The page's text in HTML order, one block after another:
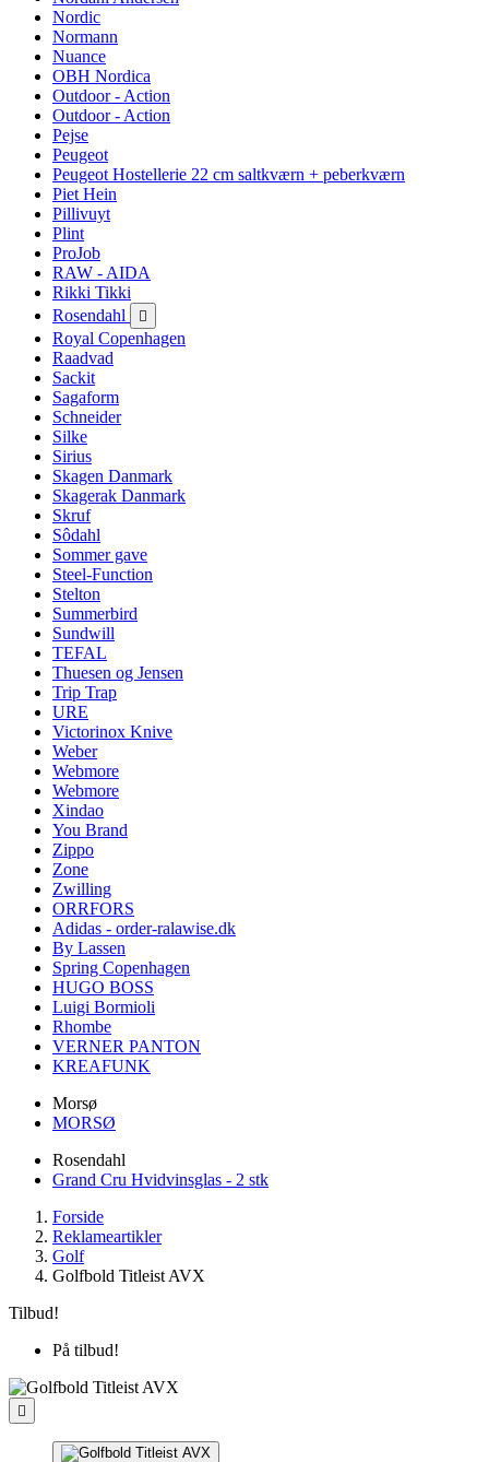
Nordic
Normann
Nuance
OBH Nordica
Outdoor - Action
Outdoor - Action
Pejse
Peugeot
Peugeot Hostellerie 22 cm saltkværn + peberkværn
Piet Hein
Pillivuyt
Plint
ProJob
RAW - AIDA
Rikki Tikki
Rosendahl

Royal Copenhagen
Raadvad
Sackit
Sagaform
Schneider
Silke
Sirius
Skagen Danmark
Skagerak Danmark
Skruf
Sôdahl
Sommer gave
Steel-Function
Stelton
Summerbird
Sundwill
TEFAL
Thuesen og Jensen
Trip Trap
URE
Victorinox Knive
Weber
Webmore
Webmore
Xindao
You Brand
Zippo
Zone
Zwilling
ORRFORS
Adidas - order-ralawise.dk
By Lassen
Spring Copenhagen
HUGO BOSS
Luigi Bormioli
Rhombe
VERNER PANTON
KREAFUNK
Morsø
MORSØ
Rosendahl
Grand Cru Hvidvinsglas - 2 stk
Forside
Reklameartikler
Golf
Golfbold Titleist AVX
Tilbud!
På tilbud!
